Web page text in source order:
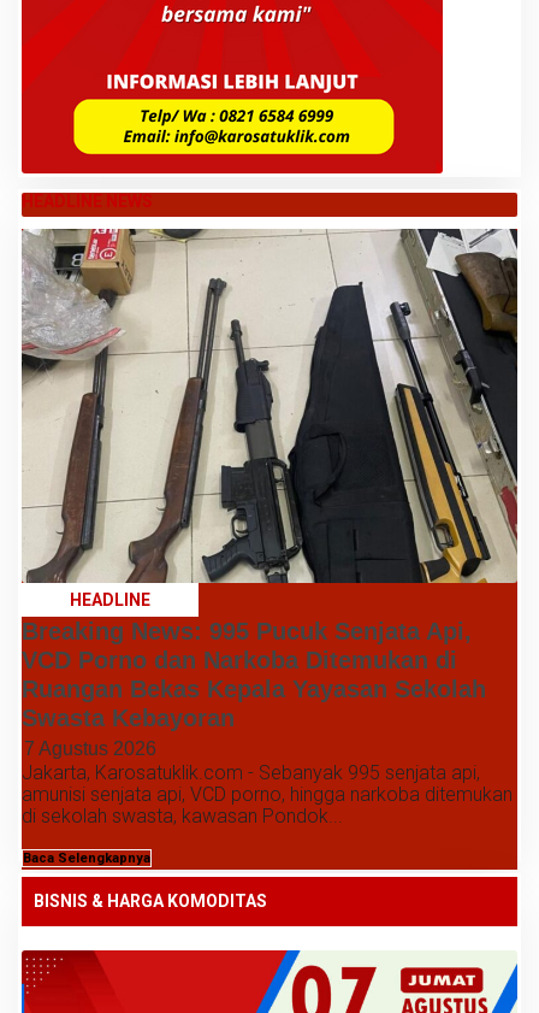
HEADLINE NEWS
HEADLINE
Breaking News: 995 Pucuk Senjata Api,
VCD Porno dan Narkoba Ditemukan di
Ruangan Bekas Kepala Yayasan Sekolah
Swasta Kebayoran
7 Agustus 2026
Jakarta, Karosatuklik.com - Sebanyak 995 senjata api,
amunisi senjata api, VCD porno, hingga narkoba ditemukan
di sekolah swasta, kawasan Pondok...
Baca Selengkapnya
BISNIS & HARGA KOMODITAS